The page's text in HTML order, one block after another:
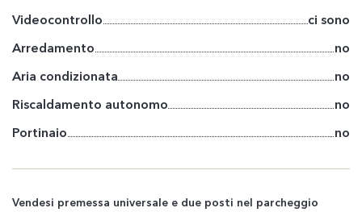
Videocontrollo
ci sono
Arredamento
no
Aria condizionata
no
Riscaldamento autonomo
no
Portinaio
no
Vendesi premessa universale e due posti nel parcheggio